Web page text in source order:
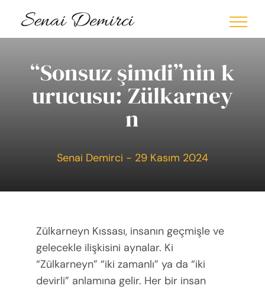
content
“Sonsuz şimdi”nin k
urucusu: Zülkarney
n
Senai Demirci - 29 Kasım 2024
Zülkarneyn Kıssası, insanın geçmişle ve
gelecekle ilişkisini aynalar. Ki
“Zülkarneyn” “iki zamanlı” ya da “iki
devirli” anlamına gelir. Her bir insan